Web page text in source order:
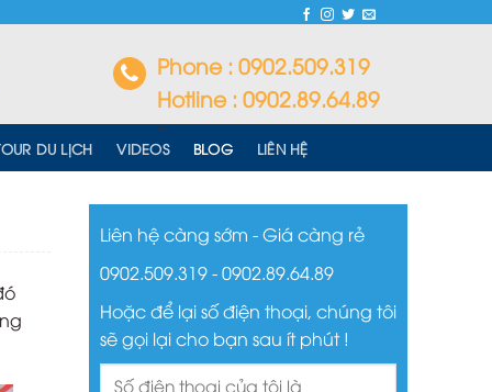
Phone : 0902.509.319
Hotline : 0902.89.64.89
<
DU LỊCH VIDEOS BLOG LIÊN HỆ
Liên hệ càng sớm - Giá càng rẻ
0902.509.319 - 0902.89.64.89
Hoặc để lại số điện thoại, chúng tôi
sẽ gọi lại cho bạn sau ít phút !